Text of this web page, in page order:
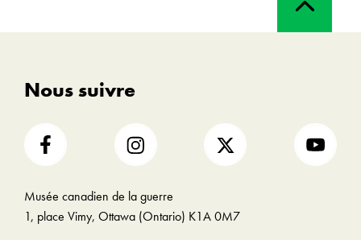
Nous suivre
Musée canadien de la guerre
1, place Vimy, Ottawa (Ontario) K1A 0M7